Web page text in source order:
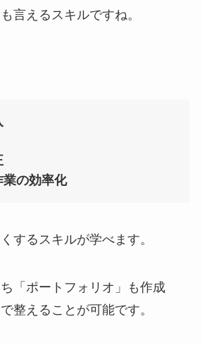
言えるスキルですね。
業の効率化
するスキルが学べます。
「ポートフォリオ」も作成
整えることが可能です。